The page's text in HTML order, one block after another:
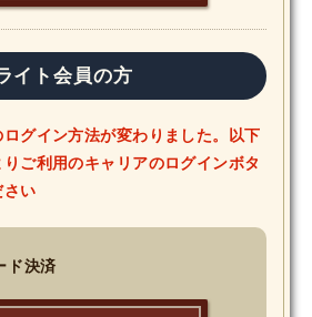
イト会員の方
グイン方法が変わりました。以下
りご利用のキャリアのログインボタ
さい
ド決済